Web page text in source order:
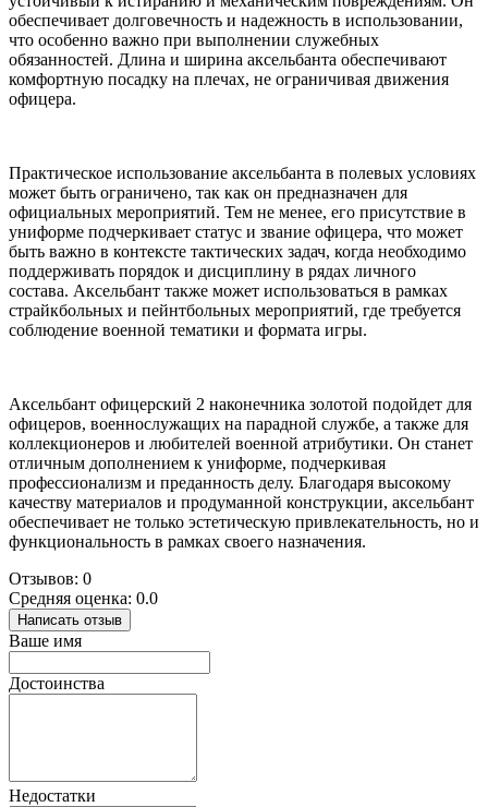
обеспечивает долговечность и надежность в использовании,
что особенно важно при выполнении служебных
обязанностей. Длина и ширина аксельбанта обеспечивают
комфортную посадку на плечах, не ограничивая движения
офицера.
Практическое использование аксельбанта в полевых условиях
может быть ограничено, так как он предназначен для
официальных мероприятий. Тем не менее, его присутствие в
униформе подчеркивает статус и звание офицера, что может
быть важно в контексте тактических задач, когда необходимо
поддерживать порядок и дисциплину в рядах личного
состава. Аксельбант также может использоваться в рамках
страйкбольных и пейнтбольных мероприятий, где требуется
соблюдение военной тематики и формата игры.
Аксельбант офицерский 2 наконечника золотой подойдет для
офицеров, военнослужащих на парадной службе, а также для
коллекционеров и любителей военной атрибутики. Он станет
отличным дополнением к униформе, подчеркивая
профессионализм и преданность делу. Благодаря высокому
качеству материалов и продуманной конструкции, аксельбант
обеспечивает не только эстетическую привлекательность, но и
функциональность в рамках своего назначения.
Отзывов: 0
Средняя оценка: 0.0
Написать отзыв
Ваше имя
Достоинства
Недостатки